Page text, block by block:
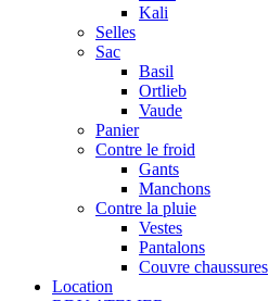
Kali
Selles
Sac
Basil
Ortlieb
Vaude
Panier
Contre le froid
Gants
Manchons
Contre la pluie
Vestes
Pantalons
Couvre chaussures
Location